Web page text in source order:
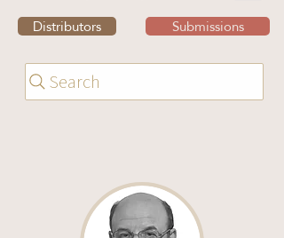
Distributors Submissions
Search